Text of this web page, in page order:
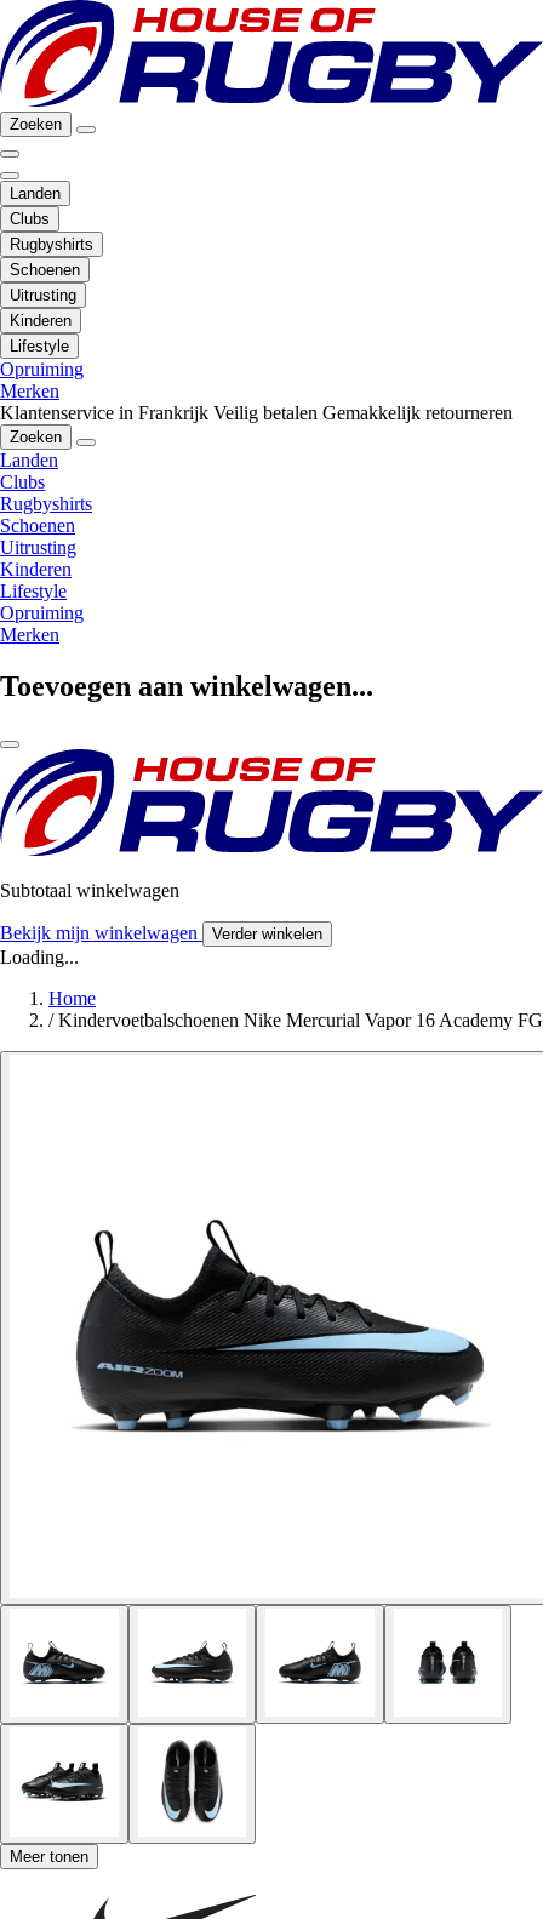
Zoeken
Landen
Clubs
Rugbyshirts
Schoenen
Uitrusting
Kinderen
Lifestyle
Opruiming
Merken
Klantenservice in Frankrijk Veilig betalen Gemakkelijk retourneren
Zoeken
Landen
Clubs
Rugbyshirts
Schoenen
Uitrusting
Kinderen
Lifestyle
Opruiming
Merken
Toevoegen aan winkelwagen...
Subtotaal winkelwagen
Bekijk mijn winkelwagen Verder winkelen
Loading...
Home
/ Kindervoetbalschoenen Nike Mercurial Vapor 16 Academy FG
Meer tonen